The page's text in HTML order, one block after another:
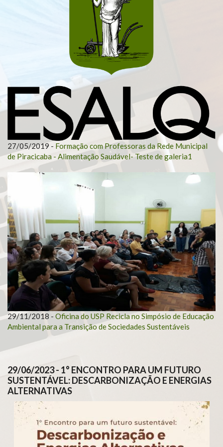
27/05/2019 - Formação com Professoras da Rede Municipal
de Piracicaba - Alimentação Saudável- Teste de galeria1
29/11/2018 - Oficina do USP Recicla no Simpósio de Educação
Ambiental para a Transição de Sociedades Sustentáveis
29/06/2023- 1° ENCONTRO PARA UM FUTURO
SUSTENTÁVEL: DESCARBONIZAÇÃO E ENERGIAS
ALTERNATIVAS